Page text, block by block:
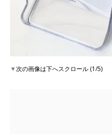
▼次の画像は下へスクロール (1/5)